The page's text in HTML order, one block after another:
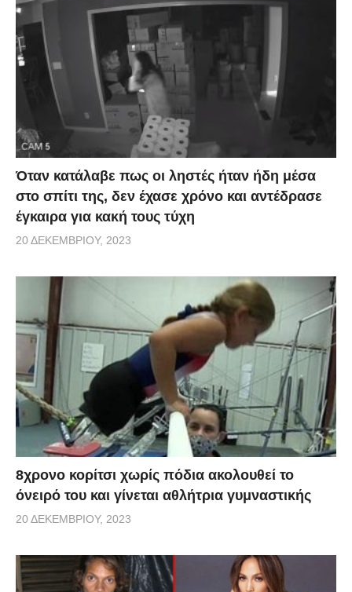
Όταν κατάλαβε πως οι ληστές ήταν ήδη μέσα
στο σπίτι της, δεν έχασε χρόνο και αντέδρασε
έγκαιρα για κακή τους τύχη
20 ΔΕΚΕΜΒΡΊΟΥ, 2023
8χρονο κορίτσι χωρίς πόδια ακολουθεί το
όνειρό του και γίνεται αθλήτρια γυμναστικής
20 ΔΕΚΕΜΒΡΊΟΥ, 2023